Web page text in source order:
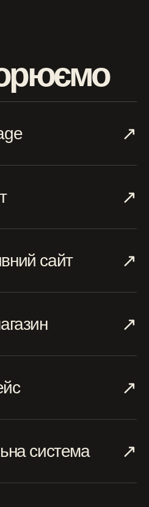
↗︎
↗︎
сайт ↗︎
↗︎
↗︎
система ↗︎